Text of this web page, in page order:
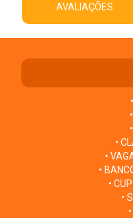
AVALIAÇÕES
•
•
•
•
•